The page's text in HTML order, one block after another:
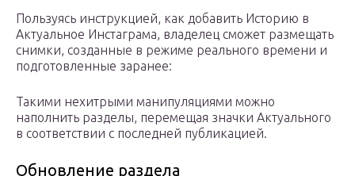
Пользуясь инструкцией, как добавить Историю в
Актуальное Инстаграма, владелец сможет размещать
снимки, созданные в режиме реального времени и
подготовленные заранее:
Такими нехитрыми манипуляциями можно
наполнить разделы, перемещая значки Актуального
в соответствии с последней публикацией.
Обновление раздела